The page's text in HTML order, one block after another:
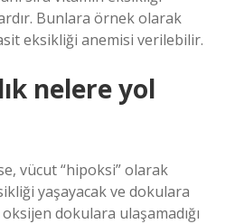
Bunlara örnek olarak
eksikliği anemisi verilebilir.
nelere yol
vücut “hipoksi” olarak
yaşayacak ve dokulara
dokulara ulaşamadığı